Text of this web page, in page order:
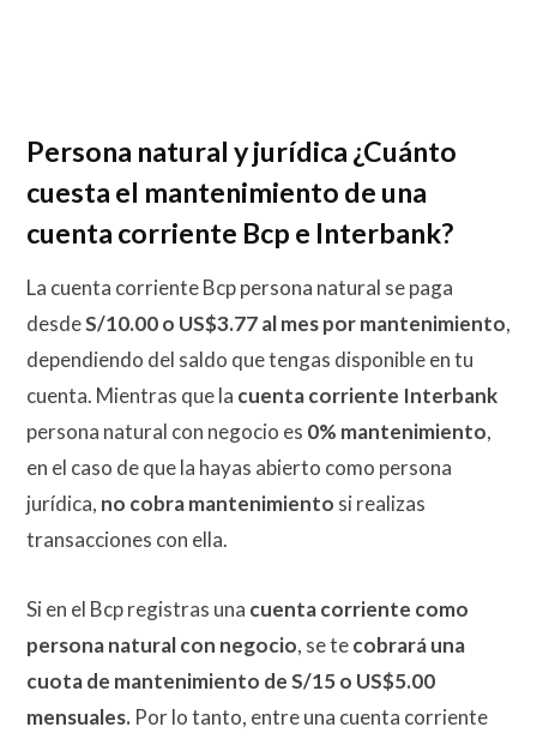
Persona natural y jurídica ¿Cuánto
cuesta el mantenimiento de una
cuenta corriente Bcp e Interbank?
La cuenta corriente Bcp persona natural se paga
desdeS/10.00 o US$3.77 al mes por mantenimiento,
dependiendo del saldo que tengas disponible en tu
cuenta. Mientras que la cuenta corriente Interbank
persona natural con negocio es 0% mantenimiento,
en el caso de que la hayas abierto como persona
jurídica, no cobra mantenimiento si realizas
transacciones con ella.
Si en el Bcp registras una cuenta corriente como
persona natural con negocio, se tecobrará una
cuota de mantenimiento de S/15 o US$5.00
mensuales. Por lo tanto, entre una cuenta corriente